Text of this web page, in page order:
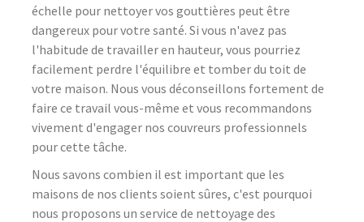
échelle pour nettoyer vos gouttières peut être
dangereux pour votre santé. Si vous n'avez pas
l'habitude de travailler en hauteur, vous pourriez
facilement perdre l'équilibre et tomber du toit de
votre maison. Nous vous déconseillons fortement de
faire ce travail vous-même et vous recommandons
vivement d'engager nos couvreurs professionnels
pour cette tâche.
Nous savons combien il est important que les
maisons de nos clients soient sûres, c'est pourquoi
nous proposons un service de nettoyage des